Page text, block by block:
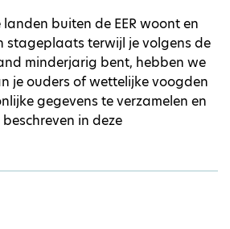
buiten de EER woont en
stageplaats terwijl je volgens de
minderjarig bent, hebben we
je ouders of wettelijke voogden
gegevens te verzamelen en
in deze